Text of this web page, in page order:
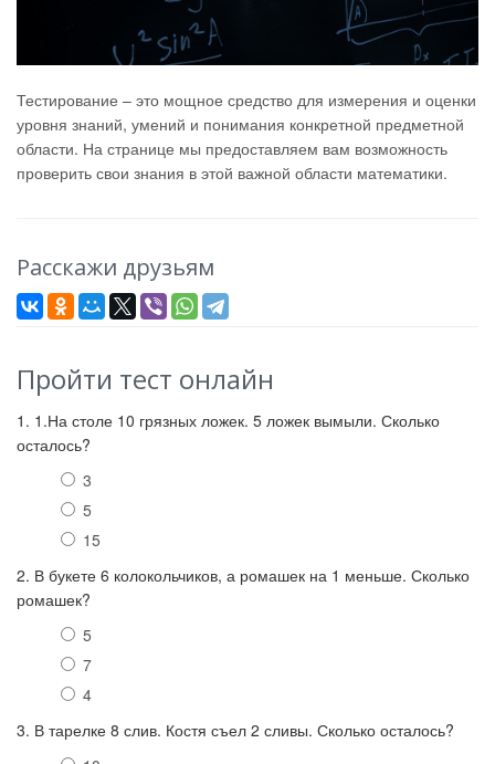
Тестирование – это мощное средство для измерения и оценки
уровня знаний, умений и понимания конкретной предметной
области. На странице мы предоставляем вам возможность
проверить свои знания в этой важной области математики.
Расскажи друзьям
Пройти тест онлайн
1. 1.На столе 10 грязных ложек. 5 ложек вымыли. Сколько
осталось?
3
5
15
2. В букете 6 колокольчиков, а ромашек на 1 меньше. Сколько
ромашек?
5
7
4
3. В тарелке 8 слив. Костя съел 2 сливы. Сколько осталось?